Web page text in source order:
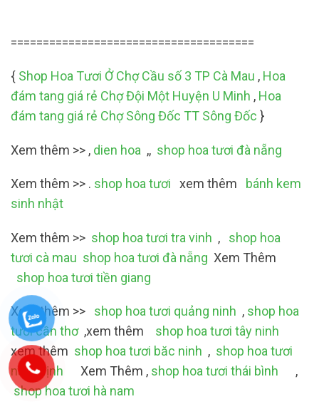
======================================
{ Shop Hoa Tươi Ở Chợ Cầu số 3 TP Cà Mau , Hoa
đám tang giá rẻ Chợ Đội Một Huyện U Minh , Hoa
đám tang giá rẻ Chợ Sông Đốc TT Sông Đốc }
Xem thêm >> , dien hoa ,, shop hoa tươi đà nẵng
Xem thêm >> . shop hoa tươi xem thêm bánh kem
sinh nhật
Xem thêm >> shop hoa tươi tra vinh , shop hoa
tươi cà mau shop hoa tươi đà nẵng Xem Thêm
shop hoa tươi tiền giang
Xem thêm >> shop hoa tươi quảng ninh , shop hoa
tươi cần thơ,xem thêm shop hoa tươi tây ninh
xem thêm shop hoa tươi băc ninh , shop hoa tươi
nam định Xem Thêm , shop hoa tươi thái bình
,
shop hoa tươi hà nam